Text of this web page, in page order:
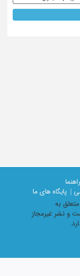
راهنما
|
پایگاه های ما
به
و نشر غیرمجاز